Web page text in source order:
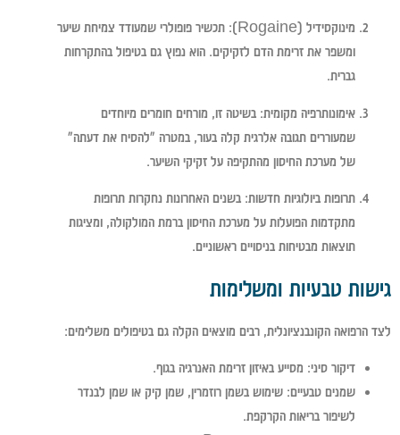
מינוקסידיל (Rogaine):
תכשיר פופולרי שמעודד צמיחת שיער
ומשפר את זרימת הדם לזקיקים. הוא נפוץ גם בטיפול בהתקרחות
גברית.
אימונותרפיה מקומית: בשיטה זו, מורחים חומרים מיוחדים
שמעוררים תגובה אלרגית קלה בעור, במטרה "להסיח את דעתה"
של מערכת החיסון מהתקיפה על זקיקי השיער.
תרופות ביולוגיות חדשות: בשנים האחרונות נחקרות תרופות
מתקדמות הפועלות על מערכת החיסון ברמת המולקולה, ומציגות
תוצאות מבטיחות בניסויים ראשוניים.
גישות טבעיות ומשלימות
לצד הרפואה הקונבנציונלית, רבים מוצאים הקלה גם בטיפולים משלימים:
דיקור סיני: מסייע באיזון זרימת האנרגיה בגוף.
שמנים טבעיים: שימוש בשמן רוזמרין, שמן קיק או שמן לבנדר
לשיפור בריאות הקרקפת.